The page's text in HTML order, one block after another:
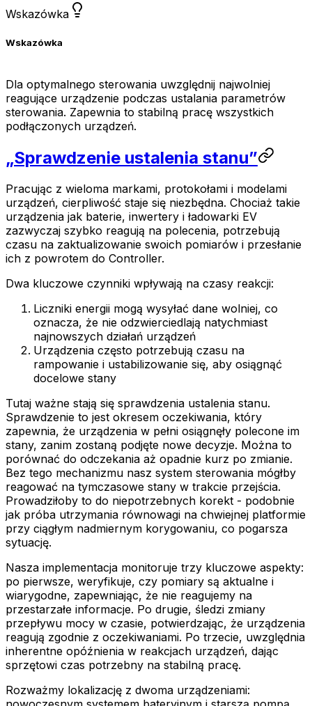
Wskazówka
Wskazówka
Dla optymalnego sterowania uwzględnij najwolniej
reagujące urządzenie podczas ustalania parametrów
sterowania. Zapewnia to stabilną pracę wszystkich
podłączonych urządzeń.
„Sprawdzenie ustalenia stanu”
Pracując z wieloma markami, protokołami i modelami
urządzeń, cierpliwość staje się niezbędna. Chociaż takie
urządzenia jak baterie, inwertery i ładowarki EV
zazwyczaj szybko reagują na polecenia, potrzebują
czasu na zaktualizowanie swoich pomiarów i przesłanie
ich z powrotem do Controller.
Dwa kluczowe czynniki wpływają na czasy reakcji:
Liczniki energii mogą wysyłać dane wolniej, co
oznacza, że nie odzwierciedlają natychmiast
najnowszych działań urządzeń
Urządzenia często potrzebują czasu na
rampowanie i ustabilizowanie się, aby osiągnąć
docelowe stany
Tutaj ważne stają się sprawdzenia ustalenia stanu.
Sprawdzenie to jest okresem oczekiwania, który
zapewnia, że urządzenia w pełni osiągnęły polecone im
stany, zanim zostaną podjęte nowe decyzje. Można to
porównać do odczekania aż opadnie kurz po zmianie.
Bez tego mechanizmu nasz system sterowania mógłby
reagować na tymczasowe stany w trakcie przejścia.
Prowadziłoby to do niepotrzebnych korekt - podobnie
jak próba utrzymania równowagi na chwiejnej platformie
przy ciągłym nadmiernym korygowaniu, co pogarsza
sytuację.
Nasza implementacja monitoruje trzy kluczowe aspekty:
po pierwsze, weryfikuje, czy pomiary są aktualne i
wiarygodne, zapewniając, że nie reagujemy na
przestarzałe informacje. Po drugie, śledzi zmiany
przepływu mocy w czasie, potwierdzając, że urządzenia
reagują zgodnie z oczekiwaniami. Po trzecie, uwzględnia
inherentne opóźnienia w reakcjach urządzeń, dając
sprzętowi czas potrzebny na stabilną pracę.
Rozważmy lokalizację z dwoma urządzeniami: